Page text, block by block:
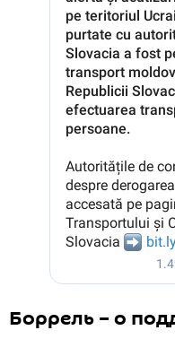
Боррель – о